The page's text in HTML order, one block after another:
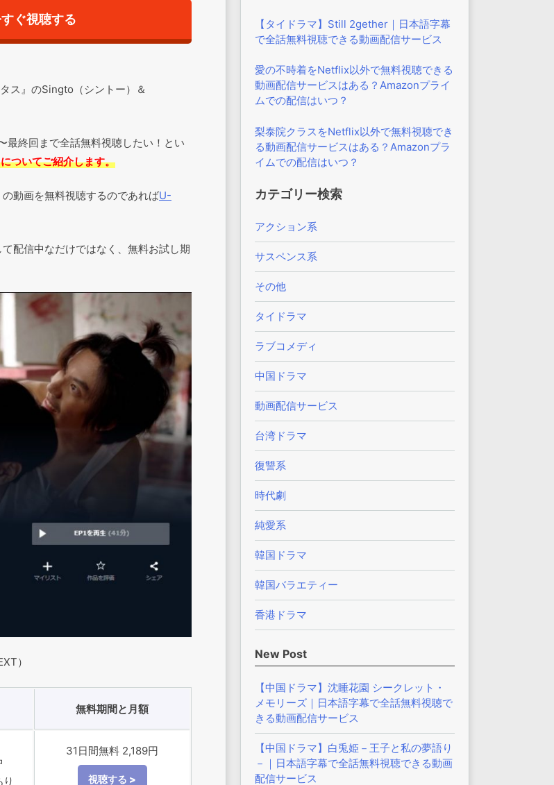
ぐ視聴する
ス』のSingto（シントー）＆
最終回まで全話無料視聴したい！とい
ついてご紹介します。
動画を無料視聴するのであればU-
配信中なだけではなく、無料お試し期
）
無料期間と月額
31日間無料 2,189円
【タイドラマ】Still 2gether｜日本語字幕
で全話無料視聴できる動画配信サービス
愛の不時着をNetflix以外で無料視聴できる
動画配信サービスはある？Amazonプライ
ムでの配信はいつ？
梨泰院クラスをNetflix以外で無料視聴でき
る動画配信サービスはある？Amazonプラ
イムでの配信はいつ？
カテゴリー検索
アクション系
サスペンス系
その他
タイドラマ
ラブコメディ
中国ドラマ
動画配信サービス
台湾ドラマ
復讐系
時代劇
純愛系
韓国ドラマ
韓国バラエティー
香港ドラマ
New Post
【中国ドラマ】沈睡花園 シークレット・
メモリーズ｜日本語字幕で全話無料視聴で
きる動画配信サービス
【中国ドラマ】白兎姫－王子と私の夢語り
－｜日本語字幕で全話無料視聴できる動画
配信サービス